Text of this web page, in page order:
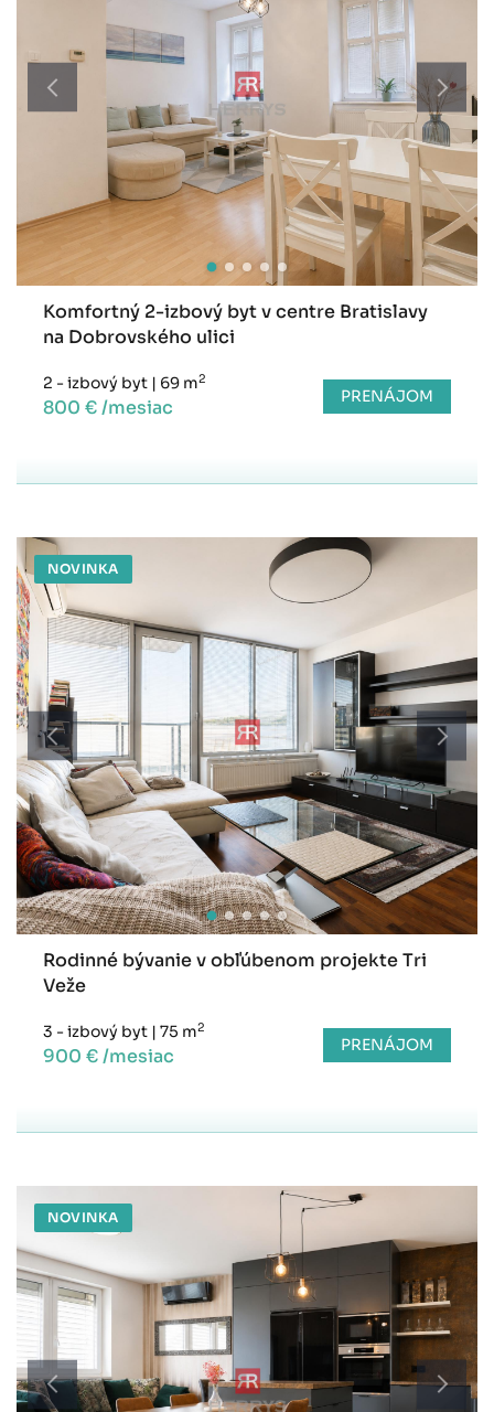
Komfortný 2-izbový byt v centre Bratislavy
na Dobrovského ulici
2 - izbový byt | 69 m2
800 € /mesiac PRENÁJOM
NOVINKA
Rodinné bývanie v obľúbenom projekte Tri
Veže
3 - izbový byt | 75 m2
900 € /mesiac PRENÁJOM
NOVINKA